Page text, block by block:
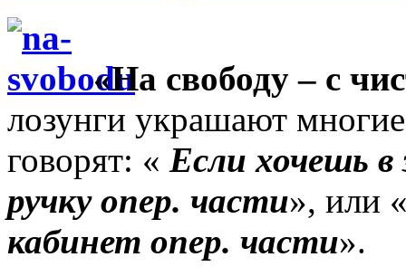
«На свободу – с
лозунги украшают
говорят: « Если хочешь в
ручку опер. части», или
кабинет опер. части».